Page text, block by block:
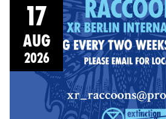
17
AUG
2026